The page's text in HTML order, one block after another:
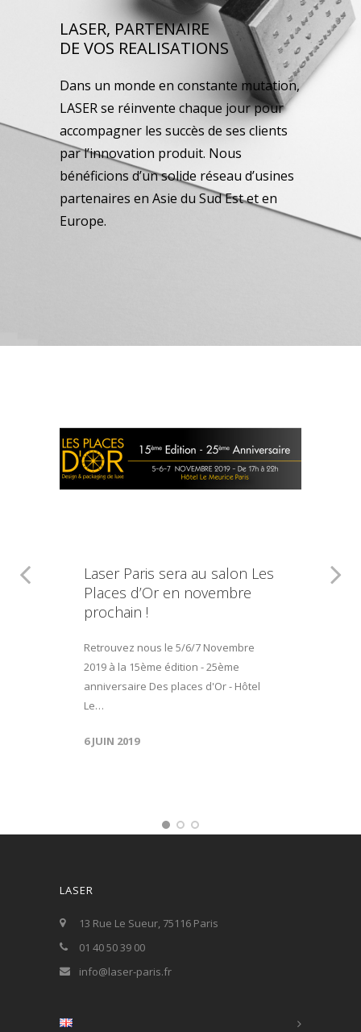
LASER, PARTENAIRE
DE VOS REALISATIONS
Dans un monde en constante mutation,
LASER se réinvente chaque jour pour
accompagner les succès de ses clients
par l’innovation produit. Nous
bénéficions d’un solide réseau d’usines
partenaires en Asie du Sud Est et en
Europe.
Laser Paris sera au salon Les
Places d’Or en novembre
prochain !
Retrouvez nous le 5/6/7 Novembre
2019 à la 15ème édition - 25ème
anniversaire Des places d'Or - Hôtel
Le…
6 JUIN 2019
LASER
13 Rue Le Sueur, 75116 Paris
01 40 50 39 00
info@laser-paris.fr